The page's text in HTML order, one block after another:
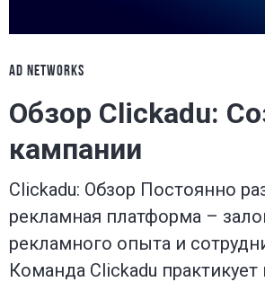
AD NETWORKS
Обзор Clickadu:
кампании
Clickadu: Обзор Постоянно
рекламная платформа –
рекламного опыта и
Команда Clickadu практикует